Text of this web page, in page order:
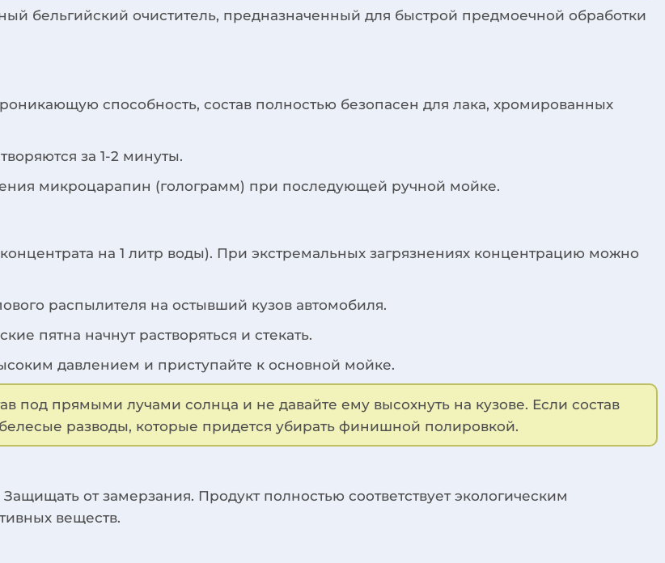
бельгийский очиститель, предназначенный для быстрой предмоечной обработки
способность, состав полностью безопасен для лака, хромированных
за 1-2 минуты.
микроцарапин (голограмм) при последующей ручной мойке.
на 1 литр воды). При экстремальных загрязнениях концентрацию можно
распылителя на остывший кузов автомобиля.
пятна начнут растворяться и стекать.
давлением и приступайте к основной мойке.
под прямыми лучами солнца и не давайте ему высохнуть на кузове. Если состав
разводы, которые придется убирать финишной полировкой.
от замерзания. Продукт полностью соответствует экологическим
веществ.